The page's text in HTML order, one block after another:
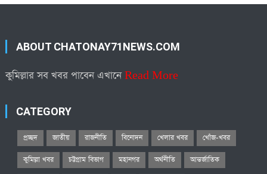
ABOUT CHATONAY71NEWS.COM
কুমিল্লার সব খবর পাবেন এখানেRead More
CATEGORY
প্রচ্ছদ জাতীয় রাজনীতি বিনোদন খেলার খবর খোঁজ-খবর
কুমিল্লা খবর চট্টগ্রাম বিভাগ মহানগর অর্থনীতি আন্তর্জাতিক